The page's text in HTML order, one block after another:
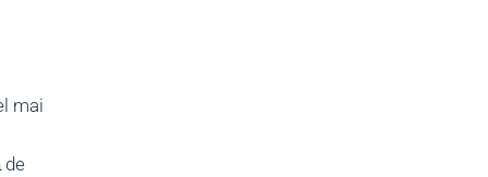
mai
de